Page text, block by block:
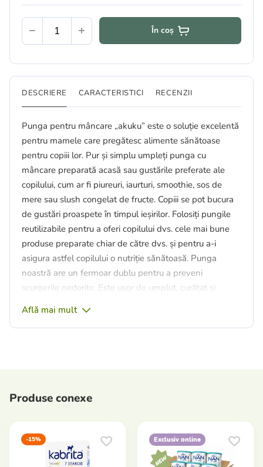
În coș
DESCRIERE CARACTERISTICI RECENZII
Punga pentru mâncare „akuku” este o soluție excelentă
pentru mamele care pregătesc alimente sănătoase
pentru copiii lor. Pur și simplu umpleți punga cu
mâncare preparată acasă sau gustările preferate ale
copilului, cum ar fi piureuri, iaurturi, smoothie, sos de
mere sau slush congelat de fructe. Copiii se pot bucura
de gustări proaspete în timpul ieșirilor. Folosiți pungile
reutilizabile pentru a oferi copilului dvs. cele mai bune
produse preparate chiar de către dvs. și pentru a-i
asigura astfel copilului o nutriție sănătoasă. Punga
noastră are un fermoar dublu pentru a preveni
scurgerile nedorite. Este ușor de umplut, curățat și
Avantaje:
fără mizerie
economie de costuri
Află mai mult
Produse conexe
-15% Exclusiv online